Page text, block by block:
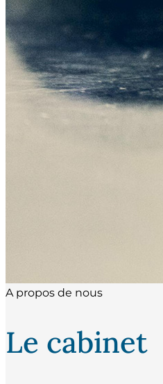
A propos de nous
Le cabinet